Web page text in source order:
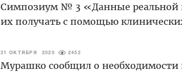
Симпозиум № 3 «Данные реальной
их получать с помощью
31 ОКТЯБРЯ 2020 2452
Мурашко сообщил о